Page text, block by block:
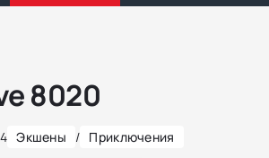
8020
4 Экшены / Приключения